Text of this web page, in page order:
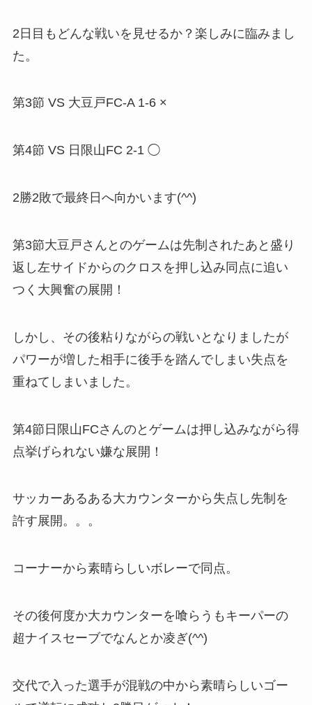
2日目もどんな戦いを見せるか？楽しみに臨みまし
た。
第3節 VS 大豆戸FC-A 1-6 ×
第4節 VS 日限山FC 2-1 ◯
2勝2敗で最終日へ向かいます(^^)
第3節大豆戸さんとのゲームは先制されたあと盛り
返し左サイドからのクロスを押し込み同点に追い
つく大興奮の展開！
しかし、その後粘りながらの戦いとなりましたが
パワーが増した相手に後手を踏んでしまい失点を
重ねてしまいました。
第4節日限山FCさんのとゲームは押し込みながら得
点挙げられない嫌な展開！
サッカーあるある大カウンターから失点し先制を
許す展開。。。
コーナーから素晴らしいボレーで同点。
その後何度か大カウンターを喰らうもキーパーの
超ナイスセーブでなんとか凌ぎ(^^)
交代で入った選手が混戦の中から素晴らしいゴー